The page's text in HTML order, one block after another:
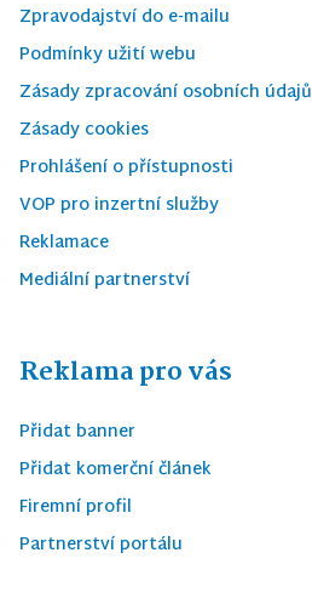
Zpravodajství do e-mailu
Podmínky užití webu
Zásady zpracování osobních údajů
Zásady cookies
Prohlášení o přístupnosti
VOP pro inzertní služby
Reklamace
Mediální partnerství
Reklama pro vás
Přidat banner
Přidat komerční článek
Firemní profil
Partnerství portálu